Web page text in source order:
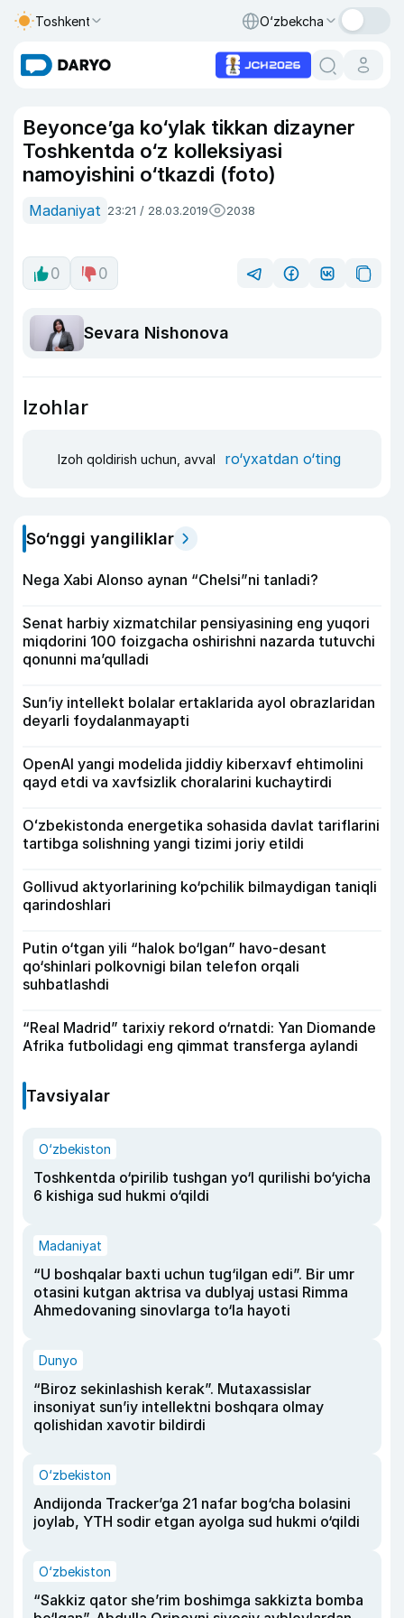
Toshkent O‘zbekcha
Beyonce’ga ko‘ylak tikkan dizayner
Toshkentda o‘z kolleksiyasi
namoyishini o‘tkazdi (foto)
Madaniyat 23:21 / 28.03.2019 2038
0 0
Sevara Nishonova
Izohlar
Izoh qoldirish uchun, avval ro‘yxatdan o‘ting
So‘nggi yangiliklar
Nega Xabi Alonso aynan “Chelsi”ni tanladi?
Senat harbiy xizmatchilar pensiyasining eng yuqori
miqdorini 100 foizgacha oshirishni nazarda tutuvchi
qonunni ma’qulladi
Sun’iy intellekt bolalar ertaklarida ayol obrazlaridan
deyarli foydalanmayapti
OpenAI yangi modelida jiddiy kiberxavf ehtimolini
qayd etdi va xavfsizlik choralarini kuchaytirdi
Oʻzbekistonda energetika sohasida davlat tariflarini
tartibga solishning yangi tizimi joriy etildi
Gollivud aktyorlarining ko‘pchilik bilmaydigan taniqli
qarindoshlari
Putin o‘tgan yili “halok bo‘lgan” havo-desant
qo‘shinlari polkovnigi bilan telefon orqali
suhbatlashdi
“Real Madrid” tarixiy rekord o‘rnatdi: Yan Diomande
Afrika futbolidagi eng qimmat transferga aylandi
Tavsiyalar
O‘zbekiston
Toshkentda o‘pirilib tushgan yo‘l qurilishi bo‘yicha
6 kishiga sud hukmi o‘qildi
Madaniyat
“U boshqalar baxti uchun tug‘ilgan edi”. Bir umr
otasini kutgan aktrisa va dublyaj ustasi Rimma
Ahmedovaning sinovlarga to‘la hayoti
Dunyo
“Biroz sekinlashish kerak”. Mutaxassislar
insoniyat sun’iy intellektni boshqara olmay
qolishidan xavotir bildirdi
O‘zbekiston
Andijonda Tracker’ga 21 nafar bog‘cha bolasini
joylab, YTH sodir etgan ayolga sud hukmi o‘qildi
O‘zbekiston
“Sakkiz qator she’rim boshimga sakkizta bomba